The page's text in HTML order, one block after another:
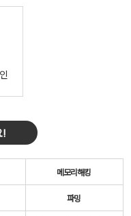
!
메모리해킹
파밍